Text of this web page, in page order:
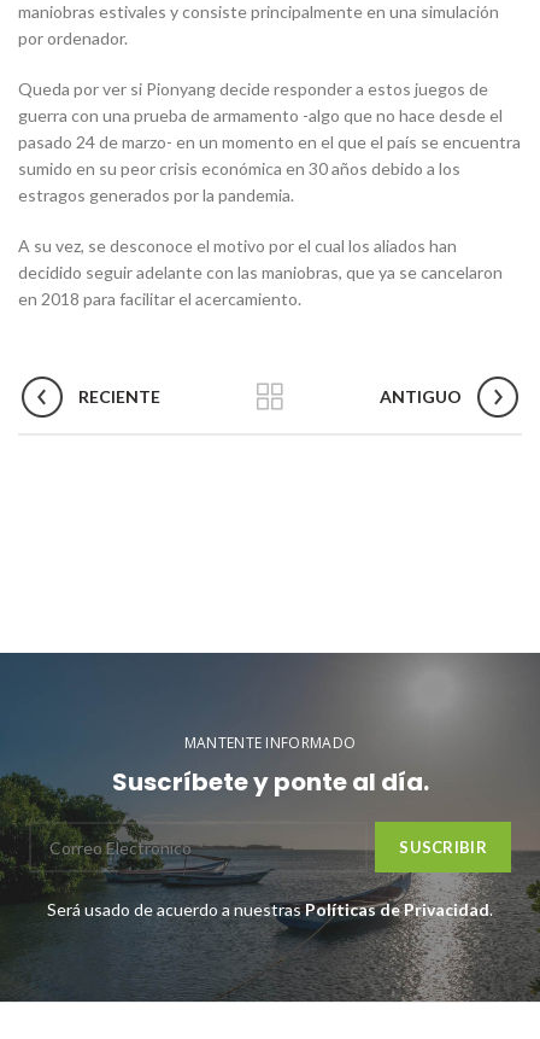
maniobras estivales y consiste principalmente en una simulación
por ordenador.
Queda por ver si Pionyang decide responder a estos juegos de
guerra con una prueba de armamento -algo que no hace desde el
pasado 24 de marzo- en un momento en el que el país se encuentra
sumido en su peor crisis económica en 30 años debido a los
estragos generados por la pandemia.
A su vez, se desconoce el motivo por el cual los aliados han
decidido seguir adelante con las maniobras, que ya se cancelaron
en 2018 para facilitar el acercamiento.
RECIENTE ANTIGUO
MANTENTE INFORMADO
Suscríbete y ponte al día.
Será usado de acuerdo a nuestrasPolíticas de Privacidad.